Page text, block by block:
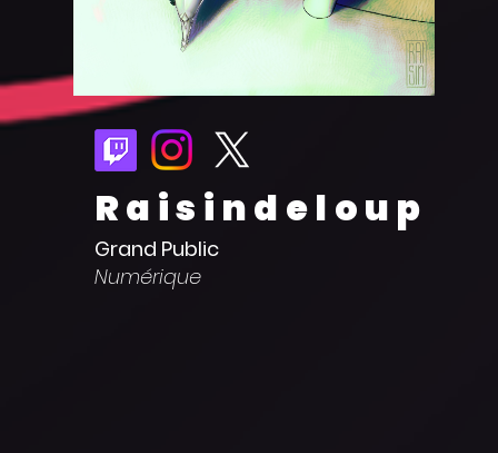
Raisindeloup
Grand Public
Numérique